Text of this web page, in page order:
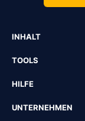
INHALT
TOOLS
HILFE
UNTERNEHMEN